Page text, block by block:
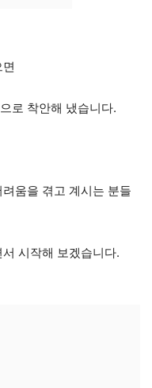
로 착안해 냈습니다.
움을 겪고 계시는 분들
시작해 보겠습니다.